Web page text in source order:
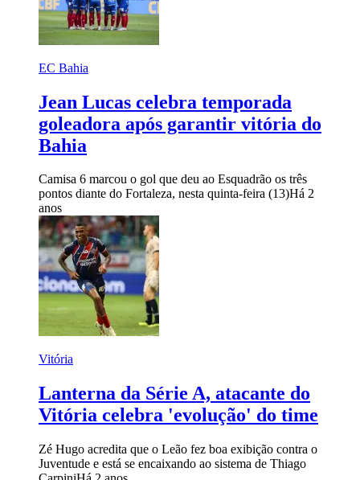
EC Bahia
Jean Lucas celebra temporada
goleadora após garantir vitória do
Bahia
Camisa 6 marcou o gol que deu ao Esquadrão os três
pontos diante do Fortaleza, nesta quinta-feira (13)Há 2
anos
Vitória
Lanterna da Série A, atacante do
Vitória celebra 'evolução' do time
Zé Hugo acredita que o Leão fez boa exibição contra o
Juventude e está se encaixando ao sistema de Thiago